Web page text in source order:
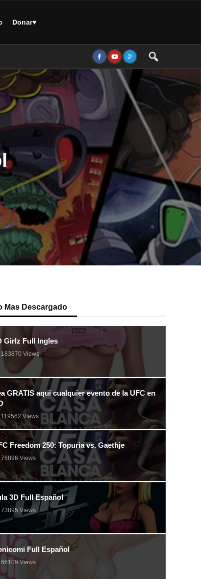
Donar♥
Mas Descargado
Girlz Full Ingles
183870 Views
GRATIS aqui cualquier evento de la UFC en
119562 Views
Freedom 250: Topuria vs. Gaethje
76896 Views
3D Full Español
73895 Views
Full Español
66109 Views